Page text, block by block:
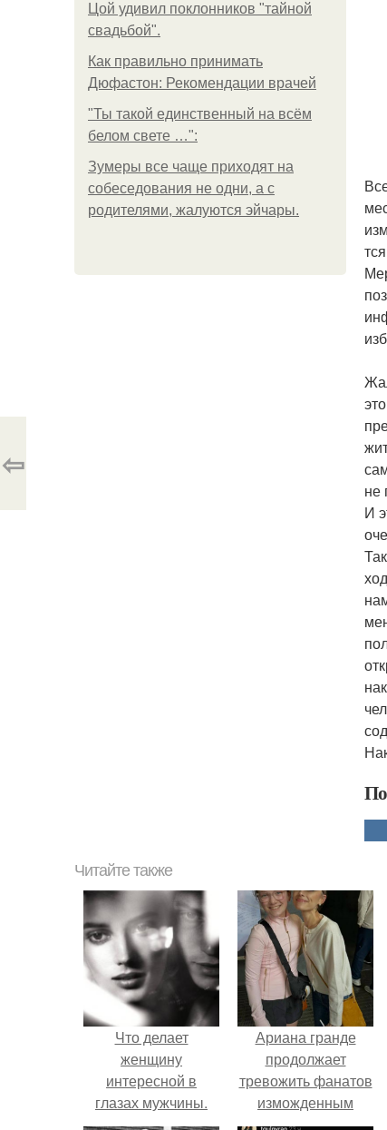
Цой удивил поклонников "тайной
свадьбой".
Как правильно принимать
Дюфастон: Рекомендации врачей
"Ты такой единственный на всём
белом свете …":
Зумеры все чаще приходят на
собеседования не одни, а с
родителями, жалуются эйчары.
не
И
⇦
Читайте также
Что делает
женщину
интересной в
глазах мужчины.
Женщина глазами
Ариана гранде
продолжает
тревожить фанатов
изможденным
Видом.